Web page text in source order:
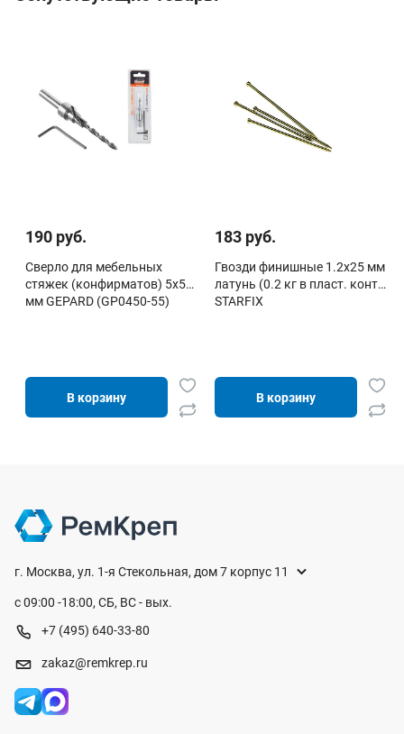
190 руб.
Сверло для мебельных
стяжек (конфирматов) 5х50
мм GEPARD (GP0450-55)
В корзину
183 руб.
Гвозди финишные 1.2х25 мм
латунь (0.2 кг в пласт. конт.)
STARFIX
В корзину
г. Москва, ул. 1-я Стекольная, дом 7 корпус 11
с 09:00 -18:00, СБ, ВС - вых.
+7 (495) 640-33-80
zakaz@remkrep.ru